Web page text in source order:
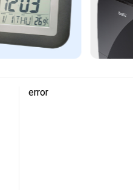
error